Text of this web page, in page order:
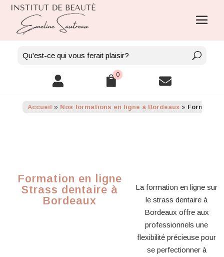
 0 
Accueil » Nos formations en ligne à Bordeaux» Formation
Formation en ligne
Strass dentaire à
Bordeaux
La formation en ligne sur
le strass dentaire à
Bordeaux offre aux
professionnels une
flexibilité précieuse pour
se perfectionner à